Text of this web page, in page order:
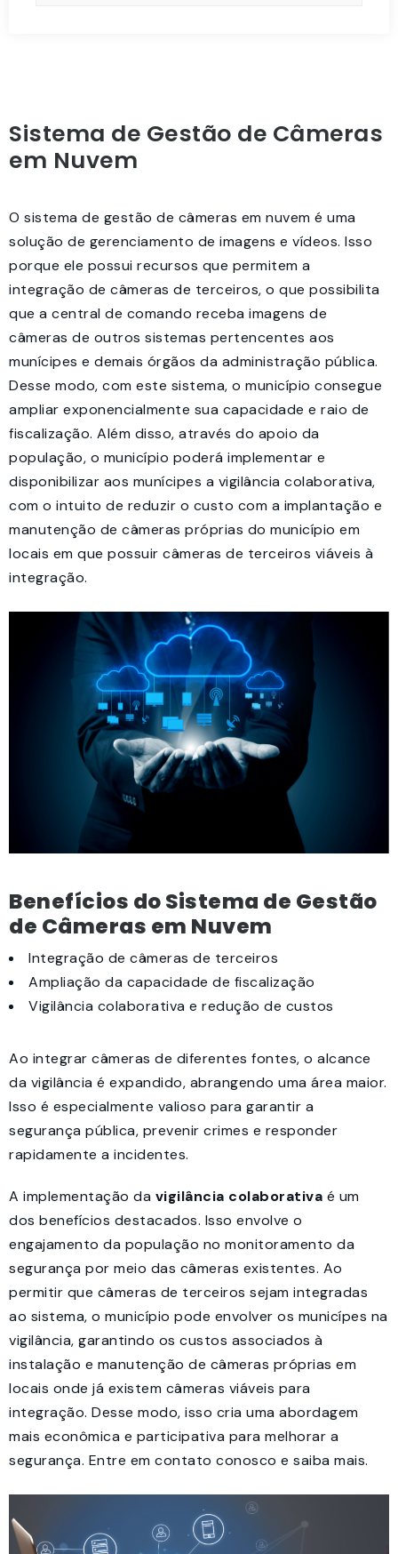
Sistema de Gestão de Câmeras
em Nuvem
O sistema de gestão de câmeras em nuvem é uma
solução de gerenciamento de imagens e vídeos. Isso
porque ele possui recursos que permitem a
integração de câmeras de terceiros, o que possibilita
que a central de comando receba imagens de
câmeras de outros sistemas pertencentes aos
munícipes e demais órgãos da administração pública.
Desse modo, com este sistema, o município consegue
ampliar exponencialmente sua capacidade e raio de
fiscalização. Além disso, através do apoio da
população, o município poderá implementar e
disponibilizar aos munícipes a vigilância colaborativa,
com o intuito de reduzir o custo com a implantação e
manutenção de câmeras próprias do município em
locais em que possuir câmeras de terceiros viáveis à
integração.
Benefícios do Sistema de Gestão
de Câmeras em Nuvem
Integração de câmeras de terceiros
Ampliação da capacidade de fiscalização
Vigilância colaborativa e redução de custos
Ao integrar câmeras de diferentes fontes, o alcance
da vigilância é expandido, abrangendo uma área maior.
Isso é especialmente valioso para garantir a
segurança pública, prevenir crimes e responder
rapidamente a incidentes.
A implementação da vigilância colaborativa é um
dos benefícios destacados. Isso envolve o
engajamento da população no monitoramento da
segurança por meio das câmeras existentes. Ao
permitir que câmeras de terceiros sejam integradas
ao sistema, o município pode envolver os municípes na
vigilância, garantindo os custos associados à
instalação e manutenção de câmeras próprias em
locais onde já existem câmeras viáveis para
integração. Desse modo, isso cria uma abordagem
mais econômica e participativa para melhorar a
segurança. Entre em contato conosco e saiba mais.